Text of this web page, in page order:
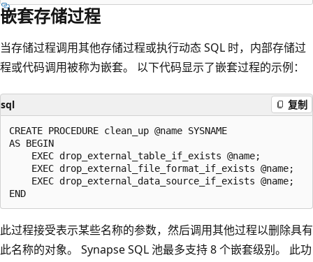
嵌套存储过程
当存储过程调用其他存储过程或执行动态 SQL 时，内部存储过
程或代码调用被称为嵌套。 以下代码显示了嵌套过程的示例：
sql 复制
CREATE PROCEDURE clean_up @name SYSNAME
AS BEGIN
    EXEC drop_external_table_if_exists @name;
    EXEC drop_external_file_format_if_exists @name;
    EXEC drop_external_data_source_if_exists @name;
此过程接受表示某些名称的参数，然后调用其他过程以删除具有
此名称的对象。 Synapse SQL 池最多支持 8 个嵌套级别。 此功